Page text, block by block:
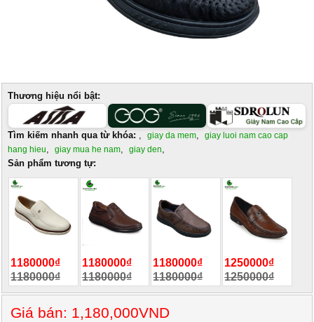
Thương hiệu nổi bật:
Tìm kiếm nhanh qua từ khóa: , giay da mem, giay luoi nam cao cap
hang hieu, giay mua he nam, giay den,
Sản phẩm tương tự:
1180000₫
1180000₫
1180000₫
1180000₫
1180000₫
1180000₫
1250000₫
1250000₫
Giá bán: 1,180,000VND